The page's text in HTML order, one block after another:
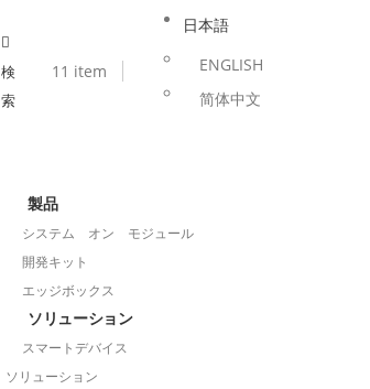
検
索
1 1 item
日本語
ENGLISH
简体中文
製品
システム オン モジュール
開発キット
エッジボックス
ソリューション
スマートデバイス
ソリューション